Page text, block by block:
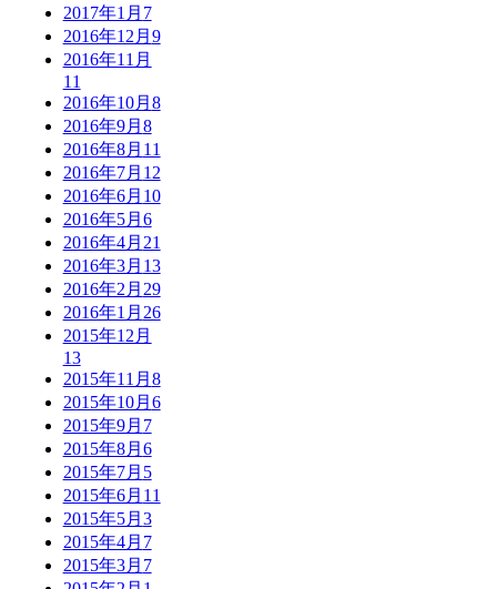
2017年1月 7
2016年12月 9
2016年11月
11
2016年10月 8
2016年9月 8
2016年8月 11
2016年7月 12
2016年6月 10
2016年5月 6
2016年4月 21
2016年3月 13
2016年2月 29
2016年1月 26
2015年12月
13
2015年11月 8
2015年10月 6
2015年9月 7
2015年8月 6
2015年7月 5
2015年6月 11
2015年5月 3
2015年4月 7
2015年3月 7